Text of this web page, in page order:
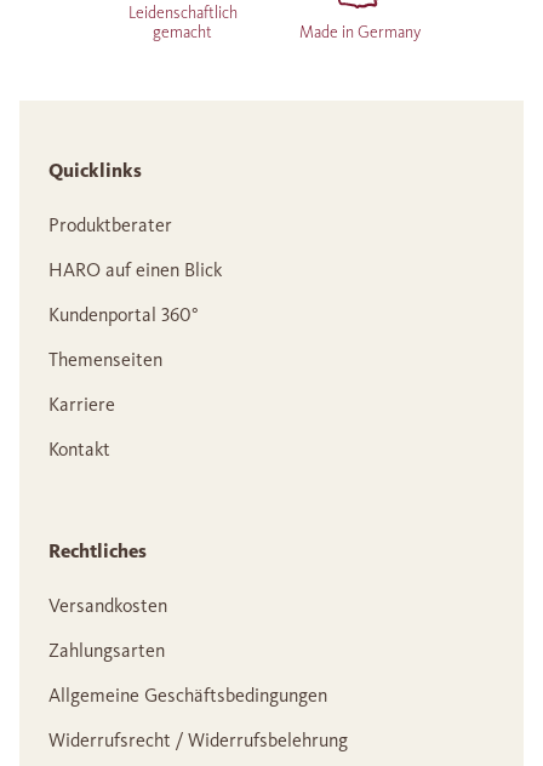
Leidenschaftlich
gemacht
Made in Germany
Quicklinks
Produktberater
HARO auf einen Blick
Kundenportal 360°
Themenseiten
Karriere
Kontakt
Rechtliches
Versandkosten
Zahlungsarten
Allgemeine Geschäftsbedingungen
Widerrufsrecht / Widerrufsbelehrung